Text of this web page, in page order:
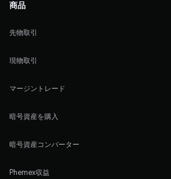
商品
先物取引
現物取引
マージントレード
暗号資産を購入
暗号資産コンバーター
Phemex収益